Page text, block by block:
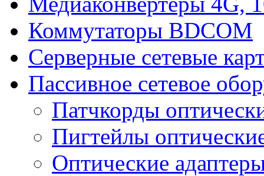
Коммутаторы BDCOM
Серверные сетевые
Пассивное сетевое
Патчкорды
Пигтейлы
Оптические